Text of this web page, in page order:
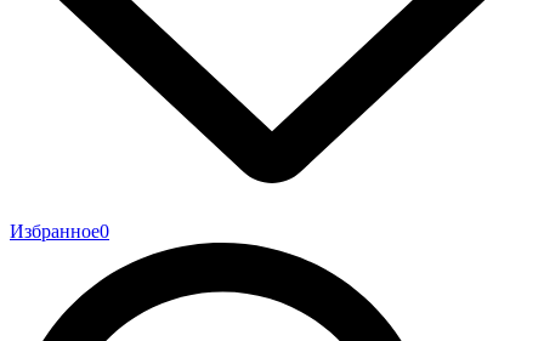
Избранное0